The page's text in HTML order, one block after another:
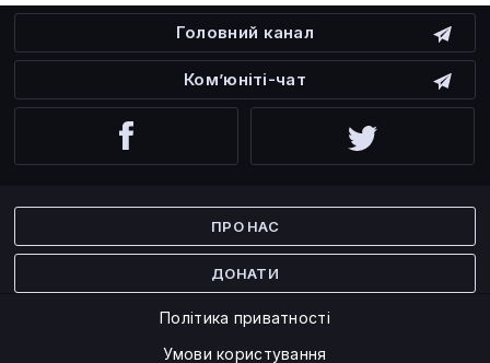
Головний канал
Ком’юніті-чат
ПРО НАС
ДОНАТИ
Політика приватності
Умови користування